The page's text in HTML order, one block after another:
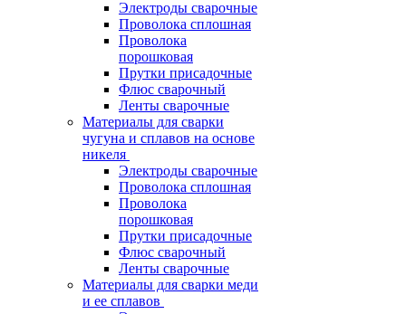
Электроды сварочные
Проволока сплошная
Проволока
порошковая
Прутки присадочные
Флюс сварочный
Ленты сварочные
Материалы для сварки
чугуна и сплавов на основе
никеля
Электроды сварочные
Проволока сплошная
Проволока
порошковая
Прутки присадочные
Флюс сварочный
Ленты сварочные
Материалы для сварки меди
и ее сплавов